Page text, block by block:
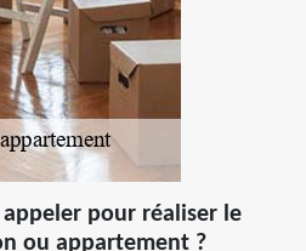
pour réaliser le
ou appartement ?